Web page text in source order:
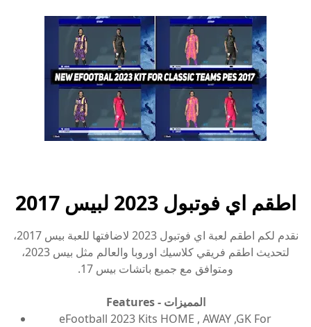
اطقم اي فوتبول 2023 لبيس 2017
نقدم لكم اطقم لعبة اي فوتبول 2023 لاضافتها للعبة بيس 2017،
لتحديث اطقم فريقي كلاسيك اوروبا والعالم مثل بيس 2023،
ومتوافق مع جميع باتشات بيس 17.
المميزات - Features
eFootball 2023 Kits HOME , AWAY ,GK For